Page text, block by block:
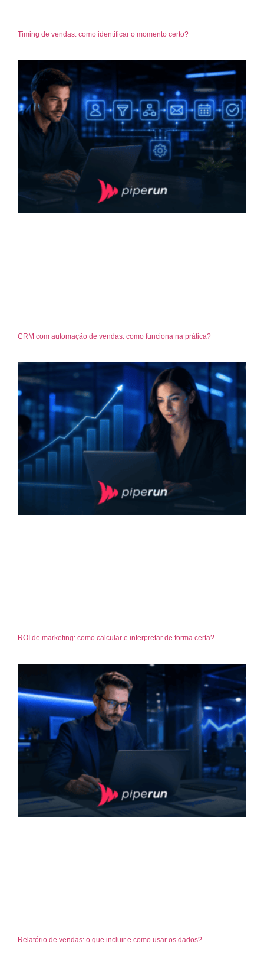
Timing de vendas: como identificar o momento certo?
CRM com automação de vendas: como funciona na prática?
ROI de marketing: como calcular e interpretar de forma certa?
Relatório de vendas: o que incluir e como usar os dados?